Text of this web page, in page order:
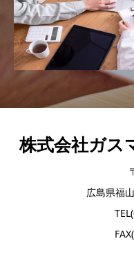
株式会社ガス
広島県福